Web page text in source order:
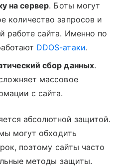
на сервер. Боты могут
количество запросов и
работе сайта. Именно по
DDOS-атаки.
сбор данных.
массовое
с сайта.
абсолютной защитой.
могут обходить
поэтому сайты часто
методы защиты.